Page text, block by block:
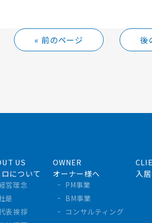
« 前のページ 後
US
について
営理念
是
表挨拶
OWNER
オーナー様へ
PM事業
BM事業
コンサルティング
入